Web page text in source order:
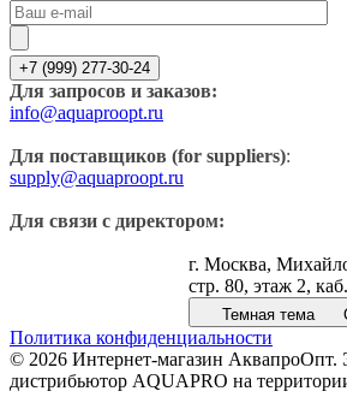
+7 (999) 277-30-24
Для запросов и заказов:
info@aquaproopt.ru
Для поставщиков (for suppliers):
supply@aquaproopt.ru
Для связи с директором:
г. Москва,
стр. 80, этаж 2,
Темная тема
Политика конфиденциальности
© 2026 Интернет-магазин
дистрибьютор AQUAPRO на